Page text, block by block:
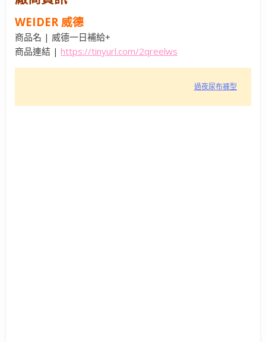
WEIDER 威德
商品名 | 威德一日補給+
商品連結 | https://tinyurl.com/2qreelws
過夜尿布褲型